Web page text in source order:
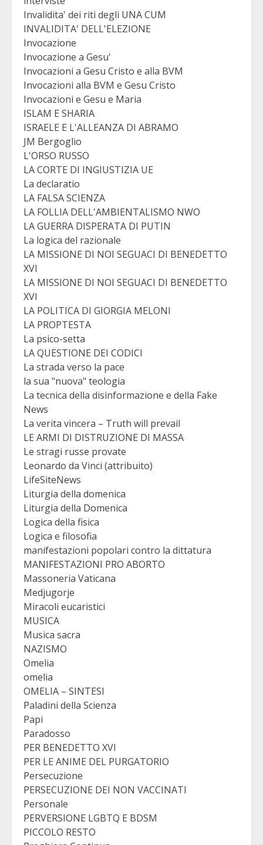
Invalidita' dei riti degli UNA CUM
INVALIDITA' DELL'ELEZIONE
Invocazione
Invocazione a Gesu'
Invocazioni a Gesu Cristo e alla BVM
Invocazioni alla BVM e Gesu Cristo
Invocazioni e Gesu e Maria
ISLAM E SHARIA
ISRAELE E L'ALLEANZA DI ABRAMO
JM Bergoglio
L'ORSO RUSSO
LA CORTE DI INGIUSTIZIA UE
La declaratio
LA FALSA SCIENZA
LA FOLLIA DELL'AMBIENTALISMO NWO
LA GUERRA DISPERATA DI PUTIN
La logica del razionale
LA MISSIONE DI NOI SEGUACI DI BENEDETTO
XVI
LA MISSIONE DI NOI SEGUACI DI BENEDETTO
XVI
LA POLITICA DI GIORGIA MELONI
LA PROPTESTA
La psico-setta
LA QUESTIONE DEI CODICI
La strada verso la pace
la sua "nuova" teologia
La tecnica della disinformazione e della Fake
News
La verita vincera – Truth will prevail
LE ARMI DI DISTRUZIONE DI MASSA
Le stragi russe provate
Leonardo da Vinci (attribuito)
LifeSiteNews
Liturgia della domenica
Liturgia della Domenica
Logica della fisica
Logica e filosofia
manifestazioni popolari contro la dittatura
MANIFESTAZIONI PRO ABORTO
Massoneria Vaticana
Medjugorje
Miracoli eucaristici
MUSICA
Musica sacra
NAZISMO
Omelia
omelia
OMELIA – SINTESI
Paladini della Scienza
Papi
Paradosso
PER BENEDETTO XVI
PER LE ANIME DEL PURGATORIO
Persecuzione
PERSECUZIONE DEI NON VACCINATI
Personale
PERVERSIONE LGBTQ E BDSM
PICCOLO RESTO